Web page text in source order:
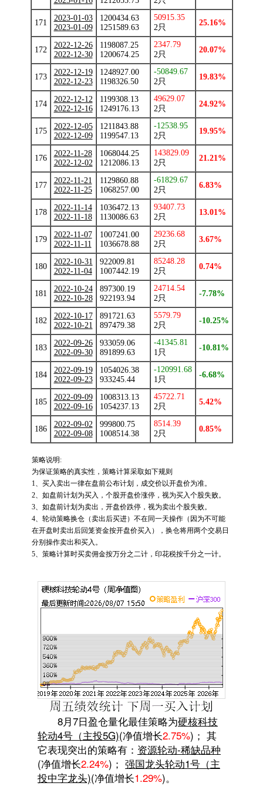
171
2023-01-03
2023-01-09
1200434.63
1251589.63
50915.35
2只
25.16%
172
2022-12-26
2022-12-30
1198087.25
1200674.25
2347.79
2只
20.07%
173
2022-12-19
2022-12-23
1248927.00
1198326.50
-50849.67
2只
19.83%
174
2022-12-12
2022-12-16
1199308.13
1249176.13
49629.07
2只
24.92%
175
2022-12-05
2022-12-09
1211843.88
1199547.13
-12538.95
2只
19.95%
176
2022-11-28
2022-12-02
1068044.25
1212086.13
143829.09
2只
21.21%
177
2022-11-21
2022-11-25
1129860.88
1068257.00
-61829.67
2只
6.83%
178
2022-11-14
2022-11-18
1036472.13
1130086.63
93407.73
2只
13.01%
179
2022-11-07
2022-11-11
1007241.00
1036678.88
29236.68
2只
3.67%
180
2022-10-31
2022-11-04
922009.81
1007442.19
85248.28
2只
0.74%
181
2022-10-24
2022-10-28
897300.19
922193.94
24714.54
2只
-7.78%
182
2022-10-17
2022-10-21
891721.63
897479.38
5579.79
2只
-10.25%
183
2022-09-26
2022-09-30
933059.06
891899.63
-41345.81
1只
-10.81%
184
2022-09-19
2022-09-23
1054026.38
933245.44
-120991.68
1只
-6.68%
185
2022-09-09
2022-09-16
1008313.13
1054237.13
45722.71
2只
5.42%
186
2022-09-02
2022-09-08
999800.75
1008514.38
8514.39
2只
0.85%
策略说明:
为保证策略的真实性，策略计算采取如下规则
1、买入卖出一律在盘前公布计划，成交价以开盘价为准。
2、如盘前计划为买入，个股开盘价涨停，视为买入个股失败。
3、如盘前计划为卖出，开盘价跌停，视为卖出个股失败。
4、轮动策略换仓（卖出后买进）不在同一天操作（因为不可能
在开盘时卖出后回笼资金按开盘价买入），换仓将用两个交易日
分别操作卖出和买入。
5、策略计算时买卖佣金按万分之二计，印花税按千分之一计。
8月7日盈仓量化最佳策略为硬核科技
轮动4号（主投5G)(净值增长2.75%)； 其
它表现突出的策略有： 资源轮动-稀缺品种
(净值增长2.24%)； 强国龙头轮动1号（主
投中字龙头)(净值增长1.29%)。